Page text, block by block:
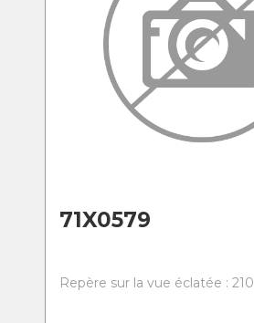
71X0579
Repère sur la vue éclatée : 210